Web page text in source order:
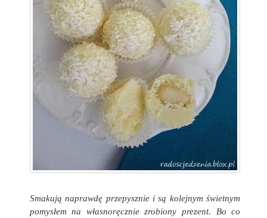
Smakują naprawdę przepysznie i są kolejnym świetnym
pomysłem na własnoręcznie zrobiony prezent. Bo co